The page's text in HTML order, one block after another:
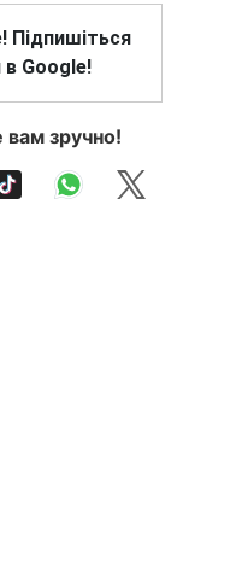
Підпишіться
в Google!
вам зручно!